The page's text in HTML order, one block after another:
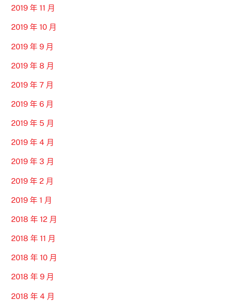
2019 年 11 月
2019 年 10 月
2019 年 9 月
2019 年 8 月
2019 年 7 月
2019 年 6 月
2019 年 5 月
2019 年 4 月
2019 年 3 月
2019 年 2 月
2019 年 1 月
2018 年 12 月
2018 年 11 月
2018 年 10 月
2018 年 9 月
2018 年 4 月